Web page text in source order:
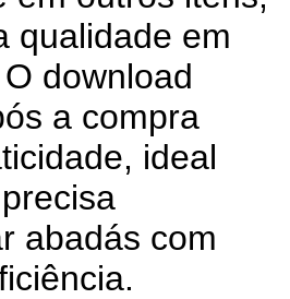
qualidade em
download
a compra
ideal
abadás com